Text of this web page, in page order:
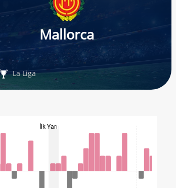
Mallorca
La Liga
İlk Yarı